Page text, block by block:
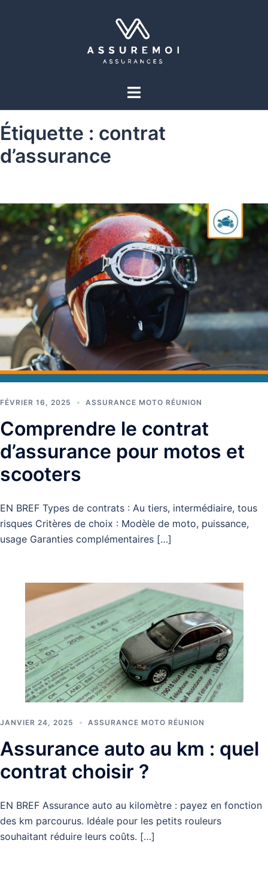
Étiquette : contrat
d’assurance
FÉVRIER 16, 2025 ASSURANCE MOTO RÉUNION
Comprendre le contrat
d’assurance pour motos et
scooters
EN BREF Types de contrats : Au tiers, intermédiaire, tous
risques Critères de choix : Modèle de moto, puissance,
usage Garanties complémentaires […]
JANVIER 24, 2025 ASSURANCE MOTO RÉUNION
Assurance auto au km : quel
contrat choisir ?
EN BREF Assurance auto au kilomètre : payez en fonction
des km parcourus. Idéale pour les petits rouleurs
souhaitant réduire leurs coûts. […]